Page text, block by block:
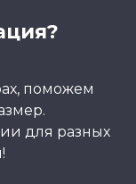
поможем
для разных